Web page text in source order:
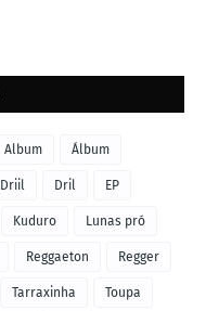
Album Álbum
Driil Dril EP
Kuduro Lunas pró
Reggaeton Regger
Tarraxinha Toupa